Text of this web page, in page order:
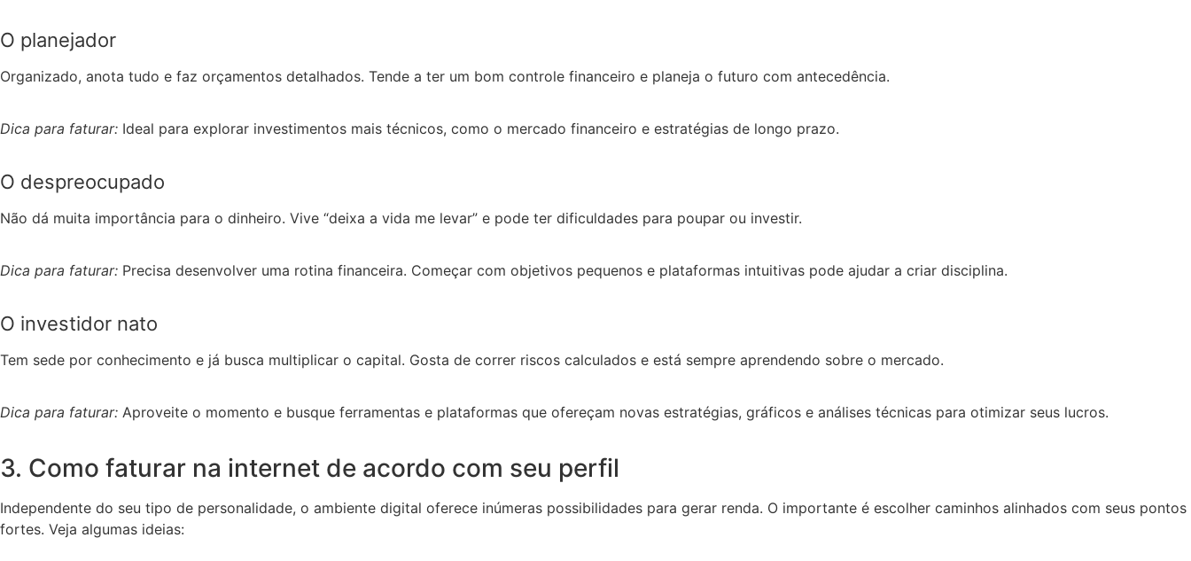
O planejador
Organizado, anota tudo e faz orçamentos detalhados. Tende a ter um bom controle financeiro e planeja o futuro com antecedência.
Dica para faturar: Ideal para explorar investimentos mais técnicos, como o mercado financeiro e estratégias de longo prazo.
O despreocupado
Não dá muita importância para o dinheiro. Vive “deixa a vida me levar” e pode ter dificuldades para poupar ou investir.
Dica para faturar: Precisa desenvolver uma rotina financeira. Começar com objetivos pequenos e plataformas intuitivas pode ajudar a criar disciplina.
O investidor nato
Tem sede por conhecimento e já busca multiplicar o capital. Gosta de correr riscos calculados e está sempre aprendendo sobre o mercado.
Dica para faturar: Aproveite o momento e busque ferramentas e plataformas que ofereçam novas estratégias, gráficos e análises técnicas para otimizar seus lucros.
3. Como faturar na internet de acordo com seu perfil
Independente do seu tipo de personalidade, o ambiente digital oferece inúmeras possibilidades para gerar renda. O importante é escolher caminhos alinhados com seus pontos
fortes. Veja algumas ideias: